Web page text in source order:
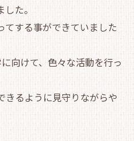
た。
てする事ができていました
向けて、色々な活動を行っ
きるように見守りながらや